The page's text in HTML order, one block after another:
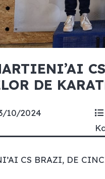
DE
10/2024
CS BRAZI, DE